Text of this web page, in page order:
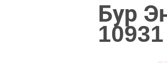
Бур
10931